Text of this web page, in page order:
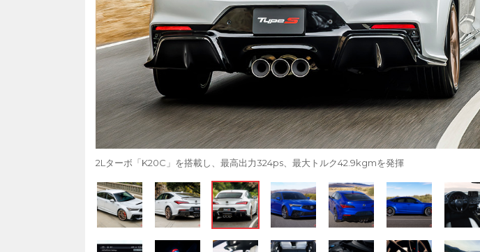
2Lターボ「K20C」を搭載し、最高出力324ps、最大トルク42.9kgmを発揮